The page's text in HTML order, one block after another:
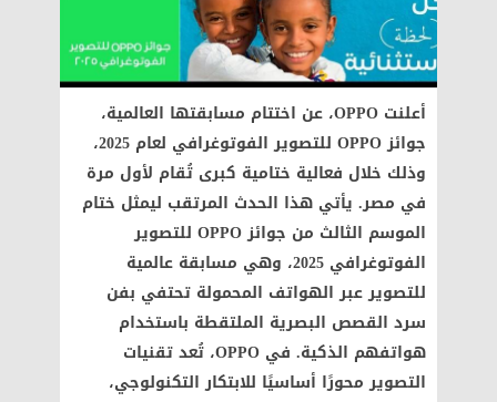
أعلنت OPPO، عن اختتام مسابقتها العالمية،
جوائز OPPO للتصوير الفوتوغرافي لعام 2025،
وذلك خلال فعالية ختامية كبرى تُقام لأول مرة
في مصر. يأتي هذا الحدث المرتقب ليمثل ختام
الموسم الثالث من جوائز OPPO للتصوير
الفوتوغرافي 2025، وهي مسابقة عالمية
للتصوير عبر الهواتف المحمولة تحتفي بفن
سرد القصص البصرية الملتقطة باستخدام
هواتفهم الذكية. في OPPO، تُعد تقنيات
التصوير محورًا أساسيًا للابتكار التكنولوجي،